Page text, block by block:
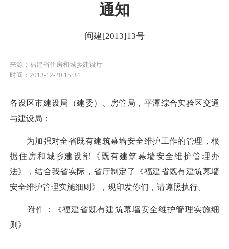
通知
闽建[2013]13号
来源：福建省住房和城乡建设厅
时间：2013-12-20 15:34
各设区市建设局（建委）、房管局，平潭综合实验区交通
与建设局：
为加强对全省既有建筑幕墙安全维护工作的管理，根
据住房和城乡建设部《既有建筑幕墙安全维护管理办
法》，结合我省实际，省厅制定了《福建省既有建筑幕墙
安全维护管理实施细则》，现印发你们，请遵照执行。
附件：《福建省既有建筑幕墙安全维护管理实施细
则》